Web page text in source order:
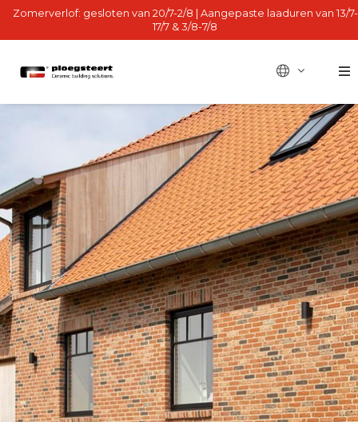
Zomerverlof: gesloten van 20/7-2/8 | Aangepaste laaduren van 13/7-
17/7 & 3/8-7/8
BE - fr